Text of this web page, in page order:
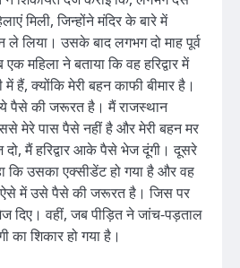
मिली, जिन्होंने मंदिर के बारे में
ले लिया। उसके बाद लगभग दो माह पूर्व
महिला ने बताया कि वह हरिद्वार में
हैं, क्योंकि मेरी बहन काफी बीमार है।
पैसे की जरूरत है। मैं राजस्थान
मेरे पास पैसे नहीं है और मेरी बहन मर
मैं हरिद्वार आके पैसे भेज दूंगी। दूसरे
कि उसका एक्सीडेंट हो गया है और वह
ऐसे में उसे पैसे की जरूरत है। जिस पर
दिए। वहीं, जब पीड़ित ने जांच-पड़ताल
का शिकार हो गया है।